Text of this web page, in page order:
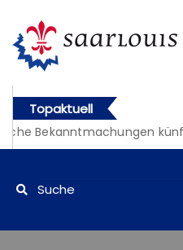
Topaktuell
Bekanntmachungen